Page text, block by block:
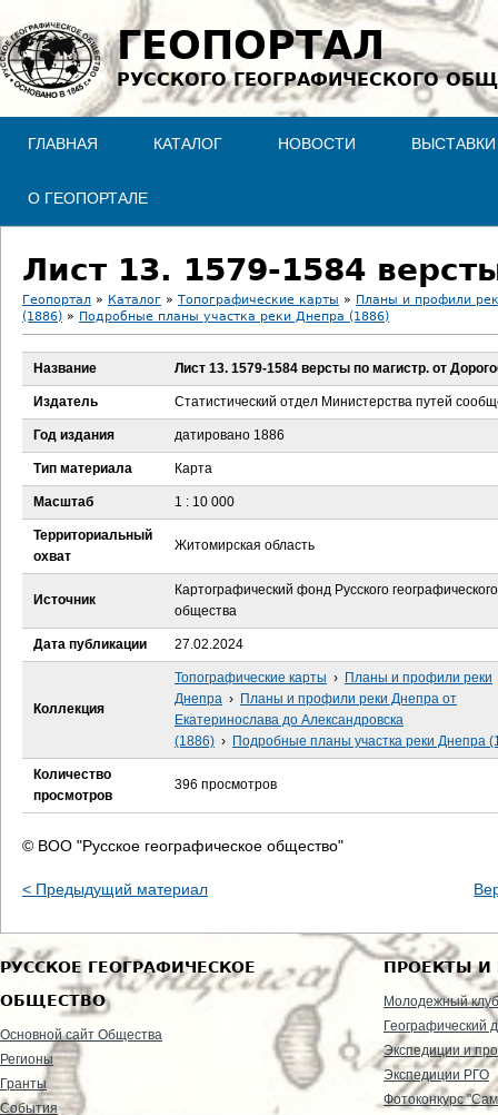
Jump to navigation
ГЕОПОРТАЛ
РУССКОГО ГЕОГРАФИЧЕСКОГО
ГЛАВНАЯ КАТАЛОГ НОВОСТИ ВЫСТАВКИ
О ГЕОПОРТАЛЕ
Лист 13. 1579-1584
В
ы
з
д
е
с
ь
Геопортал » Каталог » Топографические карты » Планы и профили
(1886) » Подробные планы участка реки Днепра (1886)
Название Лист 13. 1579-1584 версты по магистр. от
Издатель Статистический отдел Министерства путей
Год издания датировано 1886
Тип материала Карта
Масштаб 1 : 10 000
Территориальный
охват
Житомирская область
Источник
Картографический фонд Русского географического
общества
Дата публикации 27.02.2024
Коллекция
Топографические карты › Планы и профили реки
Днепра › Планы и профили реки Днепра от
Екатеринослава до Александровска
(1886) › Подробные планы участка реки Днепра
Количество
просмотров
396 просмотров
© ВОО "Русское географическое общество"
< Предыдущий материал
РУССКОЕ ГЕОГРАФИЧЕСКОЕ
ОБЩЕСТВО
Основной сайт Общества
Регионы
Гранты
События
ПРОЕКТЫ И
Молодежный клуб
Географический
Экспедиции и
Экспедиции РГО
Фотоконкурс